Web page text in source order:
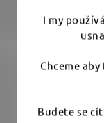
I my
Chceme
Budete se